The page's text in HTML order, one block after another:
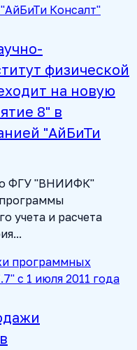
физической
на новую
8" в
"АйБиТи
ФГУ "ВНИИФК"
учета и расчета